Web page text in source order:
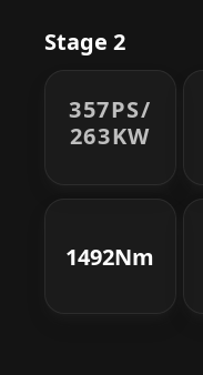
Stage 2
357PS/
263KW
1492Nm